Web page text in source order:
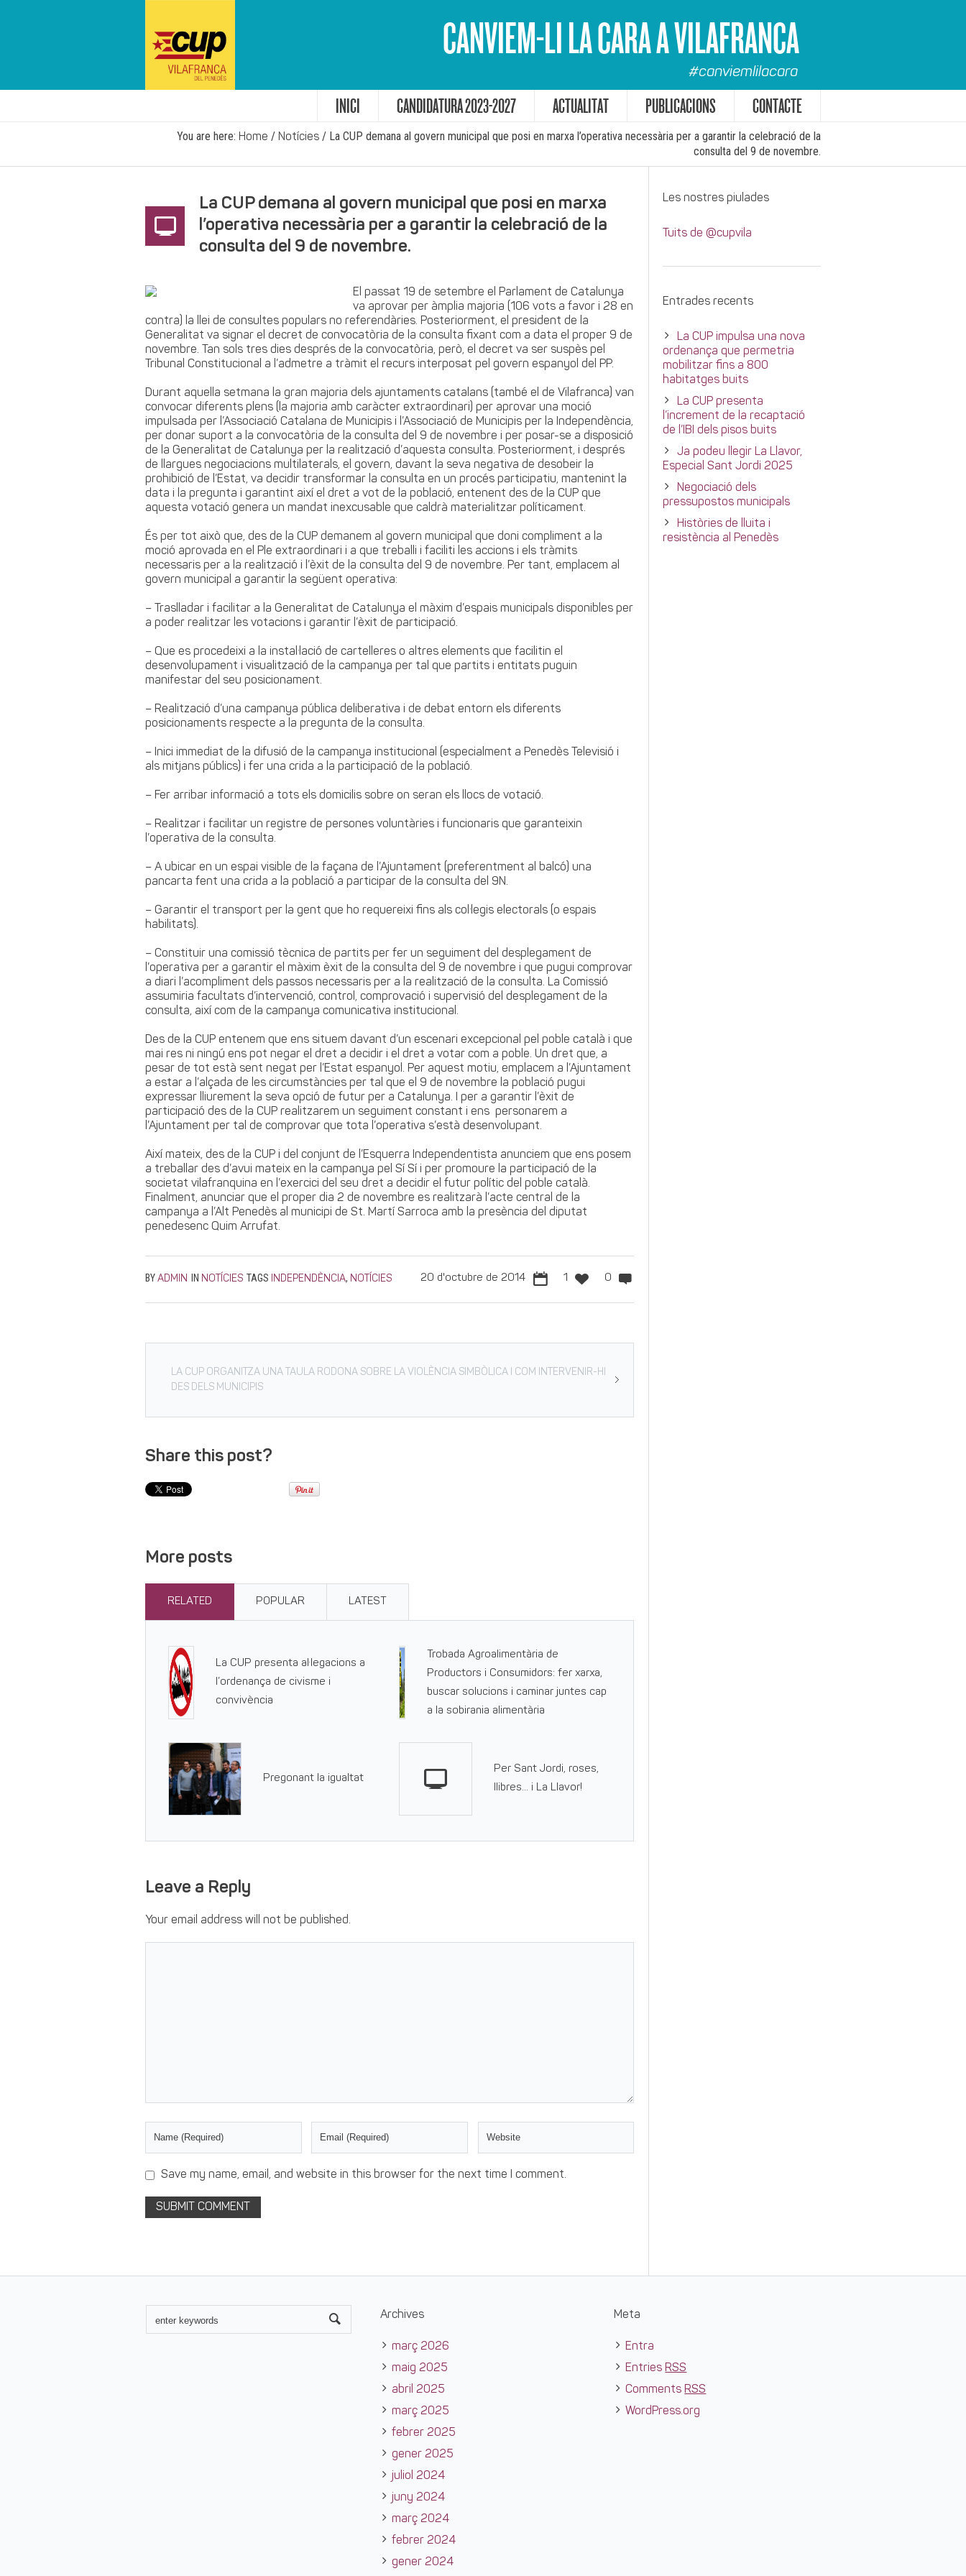
CANVIEM-LI LA CARA A VILAFRANCA
#canviemlilacara
INICI CANDIDATURA 2023-2027 ACTUALITAT PUBLICACIONS CONTACTE
You are here: Home / Notícies / La CUP demana al govern municipal que posi en marxa l’operativa necessària per a garantir la celebració de la
consulta del 9 de novembre.
La CUP demana al govern municipal que posi en marxa
l’operativa necessària per a garantir la celebració de la
consulta del 9 de novembre.
El passat 19 de setembre el Parlament de Catalunya
va aprovar per àmplia majoria (106 vots a favor i 28 en
contra) la llei de consultes populars no referendàries. Posteriorment, el president de la
Generalitat va signar el decret de convocatòria de la consulta fixant com a data el proper 9 de
novembre. Tan sols tres dies després de la convocatòria, però, el decret va ser suspès pel
Tribunal Constitucional a l’admetre a tràmit el recurs interposat pel govern espanyol del PP.
Durant aquella setmana la gran majoria dels ajuntaments catalans (també el de Vilafranca) van
convocar diferents plens (la majoria amb caràcter extraordinari) per aprovar una moció
impulsada per l’Associació Catalana de Municipis i l’Associació de Municipis per la Independència,
per donar suport a la convocatòria de la consulta del 9 de novembre i per posar-se a disposició
de la Generalitat de Catalunya per la realització d’aquesta consulta. Posteriorment, i després
de llargues negociacions multilaterals, el govern, davant la seva negativa de desobeir la
prohibició de l’Estat, va decidir transformar la consulta en un procés participatiu, mantenint la
data i la pregunta i garantint així el dret a vot de la població, entenent des de la CUP que
aquesta votació genera un mandat inexcusable que caldrà materialitzar políticament.
És per tot això que, des de la CUP demanem al govern municipal que doni compliment a la
moció aprovada en el Ple extraordinari i a que treballi i faciliti les accions i els tràmits
necessaris per a la realització i l’èxit de la consulta del 9 de novembre. Per tant, emplacem al
govern municipal a garantir la següent operativa:
– Traslladar i facilitar a la Generalitat de Catalunya el màxim d’espais municipals disponibles per
a poder realitzar les votacions i garantir l’èxit de participació.
– Que es procedeixi a la instal·lació de cartelleres o altres elements que facilitin el
desenvolupament i visualització de la campanya per tal que partits i entitats puguin
manifestar del seu posicionament.
– Realització d’una campanya pública deliberativa i de debat entorn els diferents
posicionaments respecte a la pregunta de la consulta.
– Inici immediat de la difusió de la campanya institucional (especialment a Penedès Televisió i
als mitjans públics) i fer una crida a la participació de la població.
– Fer arribar informació a tots els domicilis sobre on seran els llocs de votació.
– Realitzar i facilitar un registre de persones voluntàries i funcionaris que garanteixin
l’operativa de la consulta.
– A ubicar en un espai visible de la façana de l’Ajuntament (preferentment al balcó) una
pancarta fent una crida a la població a participar de la consulta del 9N.
– Garantir el transport per la gent que ho requereixi fins als col·legis electorals (o espais
habilitats).
– Constituir una comissió tècnica de partits per fer un seguiment del desplegament de
l’operativa per a garantir el màxim èxit de la consulta del 9 de novembre i que pugui comprovar
a diari l’acompliment dels passos necessaris per a la realització de la consulta. La Comissió
assumiria facultats d’intervenció, control, comprovació i supervisió del desplegament de la
consulta, així com de la campanya comunicativa institucional.
Des de la CUP entenem que ens situem davant d’un escenari excepcional pel poble català i que
mai res ni ningú ens pot negar el dret a decidir i el dret a votar com a poble. Un dret que, a
pesar de tot està sent negat per l’Estat espanyol. Per aquest motiu, emplacem a l’Ajuntament
a estar a l’alçada de les circumstàncies per tal que el 9 de novembre la població pugui
expressar lliurement la seva opció de futur per a Catalunya. I per a garantir l’èxit de
participació des de la CUP realitzarem un seguiment constant i ens personarem a
l’Ajuntament per tal de comprovar que tota l’operativa s’està desenvolupant.
Així mateix, des de la CUP i del conjunt de l’Esquerra Independentista anunciem que ens posem
a treballar des d’avui mateix en la campanya pel Sí Sí i per promoure la participació de la
societat vilafranquina en l’exercici del seu dret a decidir el futur polític del poble català.
Finalment, anunciar que el proper dia 2 de novembre es realitzarà l’acte central de la
campanya a l’Alt Penedès al municipi de St. Martí Sarroca amb la presència del diputat
penedesenc Quim Arrufat.
20 d'octubre de 2014 1 0
BY ADMIN IN NOTÍCIES TAGS INDEPENDÈNCIA, NOTÍCIES
LA CUP ORGANITZA UNA TAULA RODONA SOBRE LA VIOLÈNCIA SIMBÒLICA I COM INTERVENIR-HI
DES DELS MUNICIPIS
Share this post?
More posts
RELATED POPULAR LATEST
La CUP presenta al·legacions a
l’ordenança de civisme i
convivència
Trobada Agroalimentària de
Productors i Consumidors: fer xarxa,
buscar solucions i caminar juntes cap
a la sobirania alimentària
Pregonant la igualtat
Per Sant Jordi, roses,
llibres… i La Llavor!
Leave a Reply
Your email address will not be published.
Save my name, email, and website in this browser for the next time I comment.
Les nostres piulades
Tuits de @cupvila
Entrades recents
La CUP impulsa una nova
ordenança que permetria
mobilitzar fins a 800
habitatges buits
La CUP presenta
l’increment de la recaptació
de l’IBI dels pisos buits
Ja podeu llegir La Llavor,
Especial Sant Jordi 2025
Negociació dels
pressupostos municipals
Històries de lluita i
resistència al Penedès
Archives
març 2026
maig 2025
abril 2025
març 2025
febrer 2025
gener 2025
juliol 2024
juny 2024
març 2024
febrer 2024
gener 2024
Meta
Entra
Entries RSS
Comments RSS
WordPress.org